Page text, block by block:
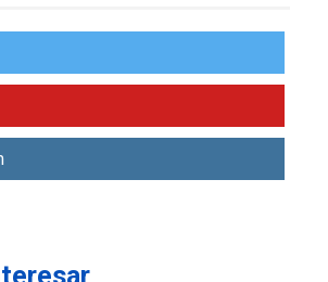
la altura de Macho Muerto
REGIONALES ÚLTIMA HORA
Núcleo del Sistema de